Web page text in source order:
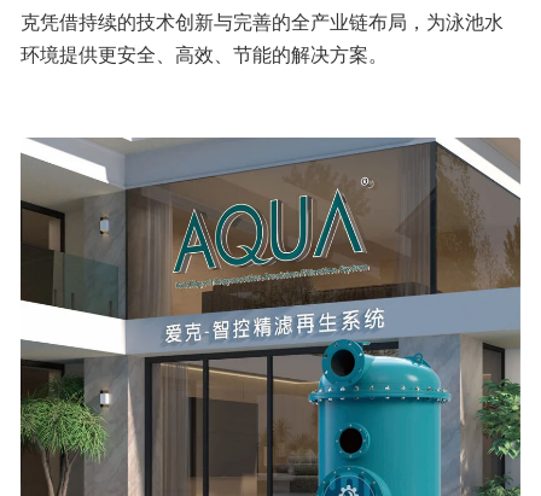
克凭借持续的技术创新与完善的全产业链布局，为泳池水
环境提供更安全、高效、节能的解决方案。